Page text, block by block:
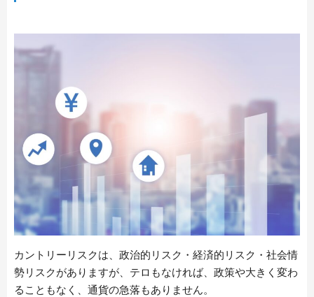
カントリーリスクは、政治的リスク・経済的リスク・社会情
勢リスクがありますが、テロもなければ、政策や大きく変わ
ることもなく、通貨の急落もありません。